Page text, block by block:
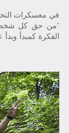
في معسكرات
"من حق كل شخص
الفكرة كمبدأ